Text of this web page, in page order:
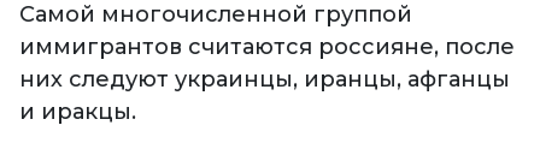
Самой многочисленной группой
иммигрантов считаются россияне, после
них следуют украинцы, иранцы, афганцы
и иракцы.